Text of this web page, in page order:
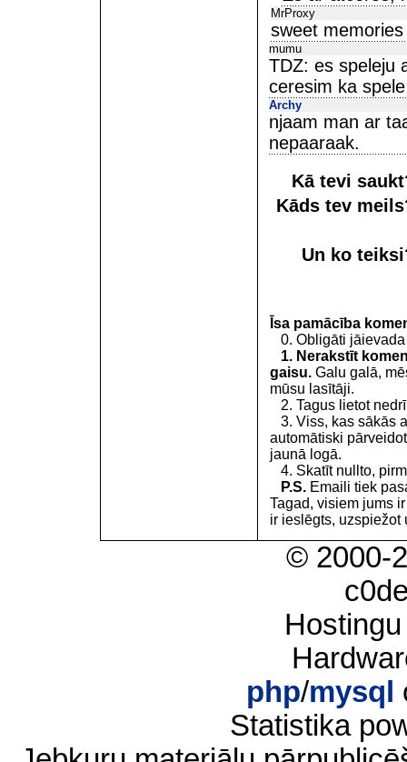
MrProxy
sweet memories
mumu
TDZ: es speleju
ceresim ka
Archy
njaam man ar
nepaaraak.
Kā tevi
Kāds tev
Un ko
Īsa pamācība
0. Obligāti jāievada
1. Nerakstīt
gaisu. Galu galā,
mūsu lasītāji.
2. Tagus lietot
3. Viss, kas sākās
automātiski
jaunā logā.
4. Skatīt nullto,
P.S. Emaili tiek
Tagad, visiem jums
ir ieslēgts, uzspiežot
© 2000-
php/mysql
Statistika